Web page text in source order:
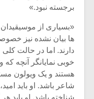
برجسته نبود.»
«بسیاری از
ها بیان نشده نیز
دارند. اما در حالت
خوبی نمایانگر آنچه که
هستند و یک ویولون
شاعر باشد. او باید
شناخته باشد. او باید